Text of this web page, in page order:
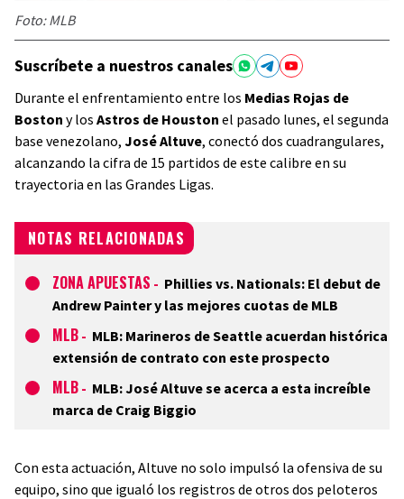
Foto: MLB
Suscríbete a nuestros canales
Durante el enfrentamiento entre los Medias Rojas de
Boston y los Astros de Houston el pasado lunes, el segunda
base venezolano, José Altuve, conectó dos cuadrangulares,
alcanzando la cifra de 15 partidos de este calibre en su
trayectoria en las Grandes Ligas.
NOTAS RELACIONADAS
ZONA APUESTAS - Phillies vs. Nationals: El debut de
Andrew Painter y las mejores cuotas de MLB
MLB - MLB: Marineros de Seattle acuerdan histórica
extensión de contrato con este prospecto
MLB - MLB: José Altuve se acerca a esta increíble
marca de Craig Biggio
Con esta actuación, Altuve no solo impulsó la ofensiva de su
equipo, sino que igualó los registros de otros dos peloteros